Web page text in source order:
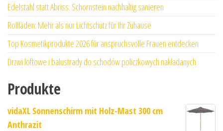
Edelstahl statt Abriss: Schornstein nachhaltig sanieren
Rollläden: Mehr als nur Lichtschutz für Ihr Zuhause
Top Kosmetikprodukte 2026 für anspruchsvolle Frauen entdecken
Drzwi loftowe i balustrady do schodów policzkowych nakładanych
Produkte
vidaXL Sonnenschirm mit Holz-Mast 300 cm
Anthrazit